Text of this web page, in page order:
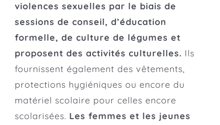
violences sexuelles par le biais de
sessions de conseil, d’éducation
formelle, de culture de légumes et
proposent des activités culturelles. Ils
fournissent également des vêtements,
protections hygiéniques ou encore du
matériel scolaire pour celles encore
scolarisées. Les femmes et les jeunes